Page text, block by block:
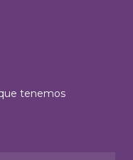
tenemos